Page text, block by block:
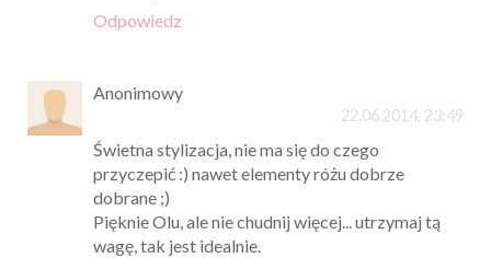
Odpowiedz
Anonimowy
22.06.2014, 23:49
Świetna stylizacja, nie ma się do czego
przyczepić :) nawet elementy różu dobrze
dobrane ;)
Pięknie Olu, ale nie chudnij więcej... utrzymaj tą
wagę, tak jest idealnie.